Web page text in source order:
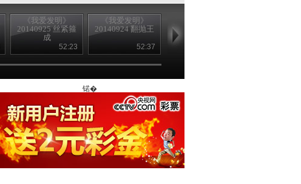
《我爱发明》
20140925 丝紧箍
成
52:23
《我爱发明》
20140924 翻抛王
52:37
20140923 蛋卷嘎
锘�